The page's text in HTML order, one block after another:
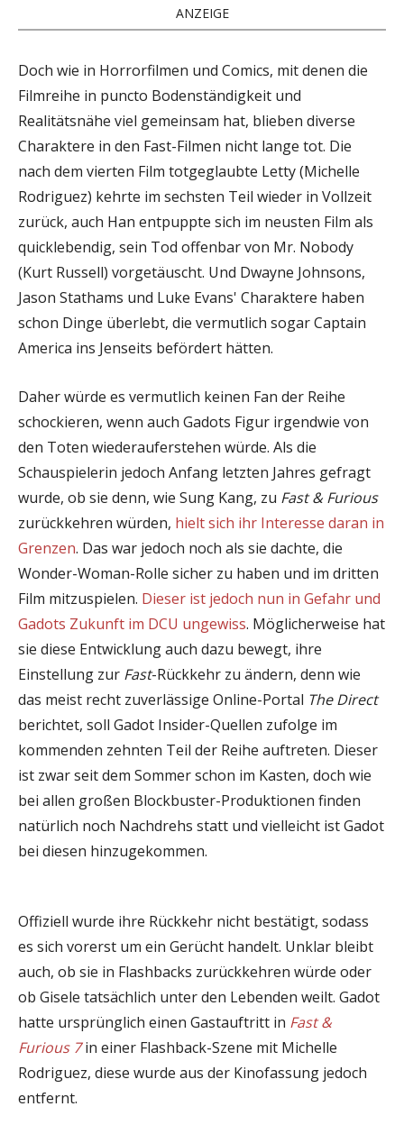
ANZEIGE
Doch wie in Horrorfilmen und Comics, mit denen die
Filmreihe in puncto Bodenständigkeit und
Realitätsnähe viel gemeinsam hat, blieben diverse
Charaktere in den Fast-Filmen nicht lange tot. Die
nach dem vierten Film totgeglaubte Letty (Michelle
Rodriguez) kehrte im sechsten Teil wieder in Vollzeit
zurück, auch Han entpuppte sich im neusten Film als
quicklebendig, sein Tod offenbar von Mr. Nobody
(Kurt Russell) vorgetäuscht. Und Dwayne Johnsons,
Jason Stathams und Luke Evans' Charaktere haben
schon Dinge überlebt, die vermutlich sogar Captain
America ins Jenseits befördert hätten.
Daher würde es vermutlich keinen Fan der Reihe
schockieren, wenn auch Gadots Figur irgendwie von
den Toten wiederauferstehen würde. Als die
Schauspielerin jedoch Anfang letzten Jahres gefragt
wurde, ob sie denn, wie Sung Kang, zu Fast & Furious
zurückkehren würden, hielt sich ihr Interesse daran in
Grenzen. Das war jedoch noch als sie dachte, die
Wonder-Woman-Rolle sicher zu haben und im dritten
Film mitzuspielen. Dieser ist jedoch nun in Gefahr und
Gadots Zukunft im DCU ungewiss. Möglicherweise hat
sie diese Entwicklung auch dazu bewegt, ihre
Einstellung zur Fast-Rückkehr zu ändern, denn wie
das meist recht zuverlässige Online-Portal The Direct
berichtet, soll Gadot Insider-Quellen zufolge im
kommenden zehnten Teil der Reihe auftreten. Dieser
ist zwar seit dem Sommer schon im Kasten, doch wie
bei allen großen Blockbuster-Produktionen finden
natürlich noch Nachdrehs statt und vielleicht ist Gadot
bei diesen hinzugekommen.
Offiziell wurde ihre Rückkehr nicht bestätigt, sodass
es sich vorerst um ein Gerücht handelt. Unklar bleibt
auch, ob sie in Flashbacks zurückkehren würde oder
ob Gisele tatsächlich unter den Lebenden weilt. Gadot
hatte ursprünglich einen Gastauftritt in Fast &
Furious 7in einer Flashback-Szene mit Michelle
Rodriguez, diese wurde aus der Kinofassung jedoch
entfernt.